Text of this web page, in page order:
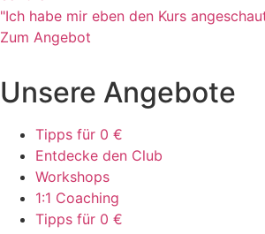
"Ich habe mir eben den Kurs
Zum Angebot
Unsere Angebote
Tipps für 0 €
Entdecke den Club
Workshops
1:1 Coaching
Tipps für 0 €